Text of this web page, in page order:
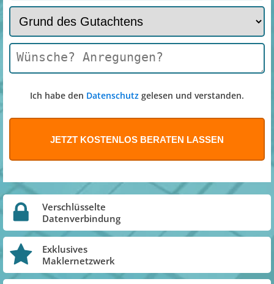
Ich habe den Datenschutz gelesen und verstanden.
Verschlüsselte
Datenverbindung
Exklusives
Maklernetzwerk